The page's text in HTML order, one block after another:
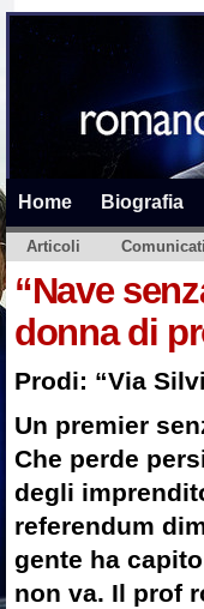
Home Biografia
Articoli Comunicati
“Nave
donna di
Prodi: “Via
Un premier
Che perde
degli
referendum
gente ha
non va. Il prof